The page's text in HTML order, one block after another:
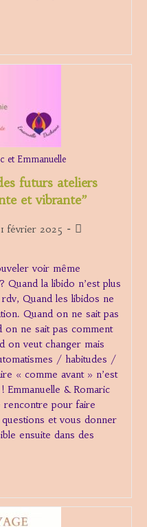
et Emmanuelle
futurs ateliers
et vibrante”
1 février 2025
Post
voir même
la libido n’est plus
Quand les libidos ne
Quand on ne sait pas
on ne sait pas comment
on veut changer mais
/ habitudes /
« comme avant » n’est
Emmanuelle & Romaric
pour faire
et vous donner
ensuite dans des